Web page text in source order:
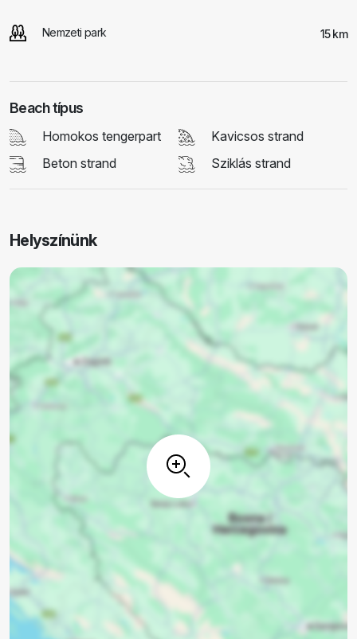
Nemzeti park 15 km
Beach típus
Homokos tengerpart
Kavicsos strand
Beton strand
Sziklás strand
Helyszínünk